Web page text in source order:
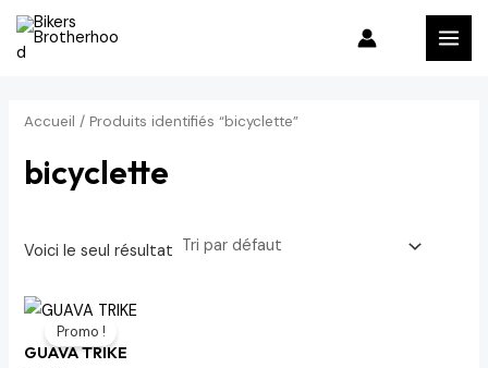
Aller
Accueil / Produits identifiés “bicyclette”
bicyclette
Voici le seul résultat
Promo !
GUAVA TRIKE
Le
prix
initial
était :